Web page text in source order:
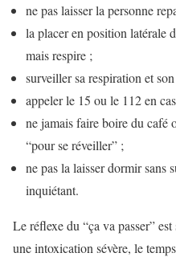
ne pas laisser la personne
la placer en position latérale
mais respire ;
surveiller sa respiration et
appeler le 15 ou le 112 en
ne jamais faire boire du café
“pour se réveiller” ;
ne pas la laisser dormir sans
inquiétant.
Le réflexe du “ça va passer”
une intoxication sévère, le